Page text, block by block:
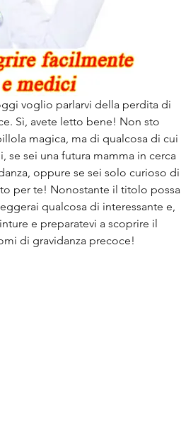
voglio parlarvi della perdita di
Sì, avete letto bene! Non sto
magica, ma di qualcosa di cui
sei una futura mamma in cerca
oppure se sei solo curioso di
per te! Nonostante il titolo possa
qualcosa di interessante e,
e preparatevi a scoprire il
di gravidanza precoce!